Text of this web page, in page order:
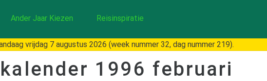
Ander Jaar Kiezen Reisinspiratie
vrijdag 7 augustus 2026 (week nummer 32, dag nummer 219).
1996 februari